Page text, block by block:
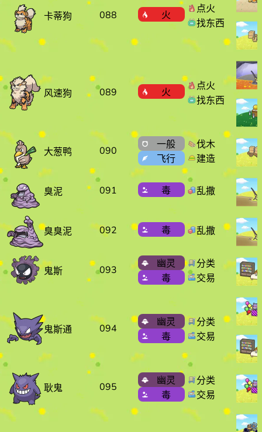
卡蒂狗 088 火
点火
找东西
风速狗 089 火
点火
找东西
大葱鸭 090
一般
飞行
伐木
建造
臭泥 091 毒 乱撒
臭臭泥 092 毒 乱撒
鬼斯 093
幽灵
毒
分类
交易
鬼斯通 094
幽灵
毒
分类
交易
耿鬼 095
幽灵
毒
分类
交易